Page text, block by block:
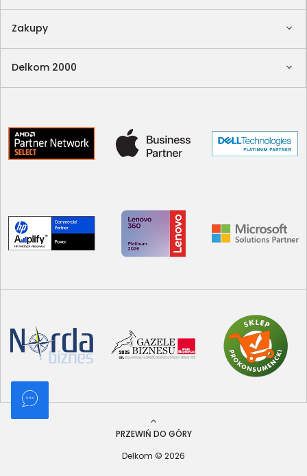
Zakupy
Delkom 2000
PRZEWIŃ DO GÓRY
Delkom © 2026